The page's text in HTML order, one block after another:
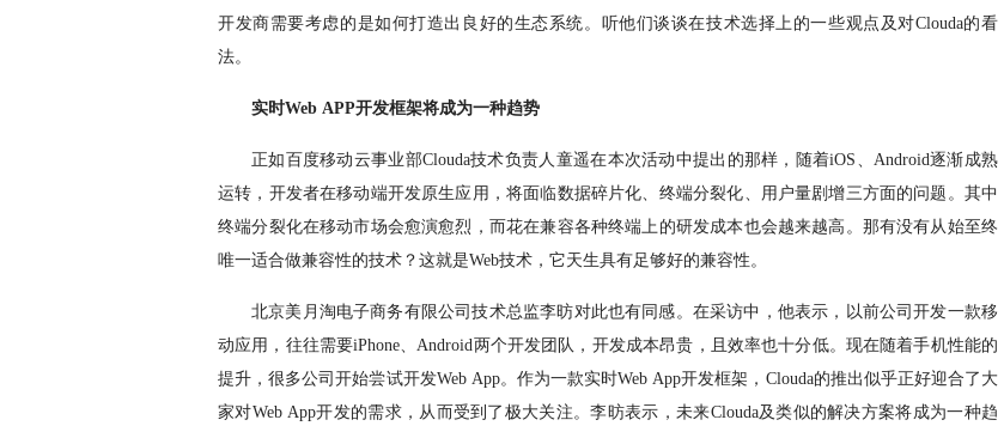
开发商需要考虑的是如何打造出良好的生态系统。 听他们谈谈在技术选择上的一些观点及对Clouda的看
法。
实时Web APP开发框架将成为一种趋势
正如百度移动云事业部Clouda技术负责人童遥在本次活动中提出的那样，随着iOS 、 Android逐渐成熟
运转，开发者在移动端开发原生应用，将面临数据碎片化、终端分裂化、用户量剧增三方面的问题。其中
终端分裂化在移动市场会愈演愈烈，而花在兼容各种终端上的研发成本也会越来越高。那有没有从始至终
唯一适合做兼容性的技术？这就是Web技术，它天生具有足够好的兼容性。
北京美月淘电子商务有限公司技术总监李昉对此也有同感。在采访中，他表示，以前公司开发一款移
动应用，往往需要iPhone、Android两个开发团队，开发成本昂贵，且效率也十分低。现在随着手机性能的
提升，很多公司开始尝试开发Web App。作为一款实时Web App开发框架， Clouda的推出似乎正好迎合了大
家对Web App开发的需求，从而受到了极大关注。李昉表示，未来Clouda及类似的解决方案将成为一种趋